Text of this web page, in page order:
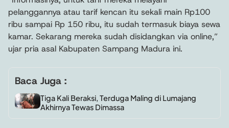
pelanggannya atau tarif kencan itu sekali main Rp100
ribu sampai Rp 150 ribu, itu sudah termasuk biaya sewa
kamar. Sekarang mereka sudah disidangkan via online,”
ujar pria asal Kabupaten Sampang Madura ini.
Baca Juga :
Tiga Kali Beraksi, Terduga Maling di Lumajang
Akhirnya Tewas Dimassa